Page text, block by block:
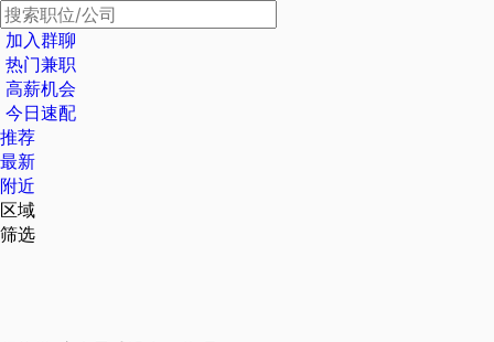
加入群聊
热门兼职
高薪机会
今日速配
推荐
最新
附近
区域
筛选